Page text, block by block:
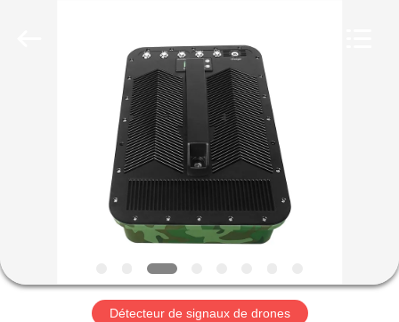
PRODUITS
DE
NOUS
Détecteur de signaux de drones